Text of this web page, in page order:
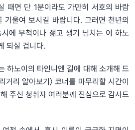
때면 단 1분이라도 가만히 서호의 바람
기울여 보시길 바랍니다. 그러면 천년의
에 무척이나 젊고 생기 넘치는 이 하노
되실 겁니다.
하노이의 타인니엔 길에 대해 소개해 드
거리 알아보기〉 코너를 마무리할 시간이
주신 청취자 여러분께 진심으로 감사드